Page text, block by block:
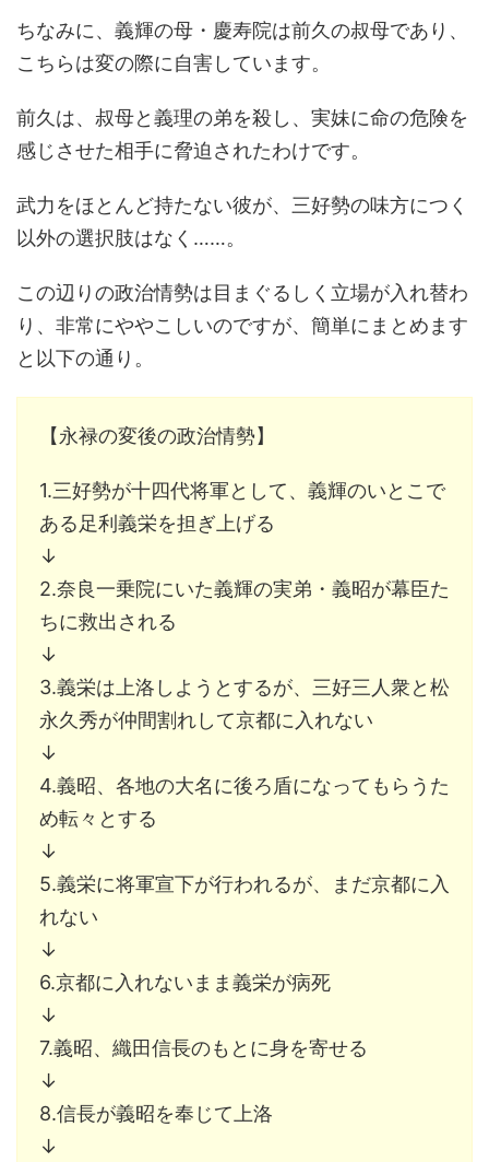
ちなみに、義輝の母・慶寿院は前久の叔母であり、
こちらは変の際に自害しています。
前久は、叔母と義理の弟を殺し、実妹に命の危険を
感じさせた相手に脅迫されたわけです。
武力をほとんど持たない彼が、三好勢の味方につく
以外の選択肢はなく……。
この辺りの政治情勢は目まぐるしく立場が入れ替わ
り、非常にややこしいのですが、簡単にまとめます
と以下の通り。
【永禄の変後の政治情勢】
1.三好勢が十四代将軍として、義輝のいとこで
ある足利義栄を担ぎ上げる
↓
2.奈良一乗院にいた義輝の実弟・義昭が幕臣た
ちに救出される
↓
3.義栄は上洛しようとするが、三好三人衆と松
永久秀が仲間割れして京都に入れない
↓
4.義昭、各地の大名に後ろ盾になってもらうた
め転々とする
↓
5.義栄に将軍宣下が行われるが、まだ京都に入
れない
↓
6.京都に入れないまま義栄が病死
↓
7.義昭、織田信長のもとに身を寄せる
↓
8.信長が義昭を奉じて上洛
↓